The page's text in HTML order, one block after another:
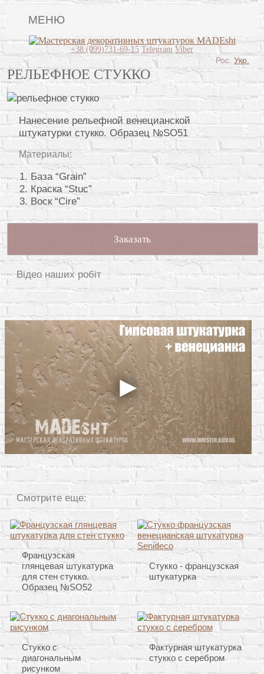
МЕНЮ
Lincrusta
Виды штукатурок
Поклейка обоев
Картины
Декоративные панно
Видео
Вопрос-ответ
О нас
Контакты
+38 (099)731-69-15 Telegram Viber
РЕЛЬЕФНОЕ СТУККО
Нанесение рельефной венецианской
штукатурки стукко. Образец №SO51
Материалы:
База “Grain”
Краска “Stuc”
Воск “Cire”
Заказать
Відео наших робіт
Смотрите еще:
Французская
глянцевая штукатурка
для стен стукко.
Образец №SO52
Стукко - французская
штукатурка
Стукко с
диагональным
рисунком
Фактурная штукатурка
стукко с серебром
Рос. Укр.